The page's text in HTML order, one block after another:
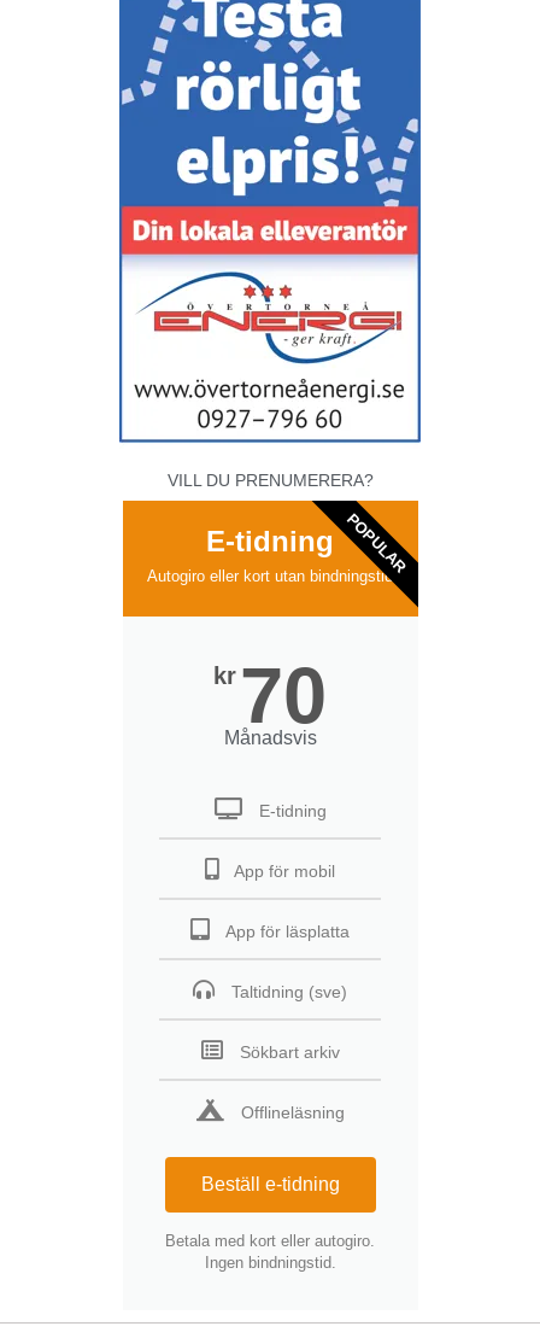
VILL DU PRENUMERERA?
E-tidning
Autogiro eller kort utan bindningstid
kr 70
Månadsvis
E-tidning
App för mobil
App för läsplatta
Taltidning (sve)
Sökbart arkiv
Offlineläsning
Beställ e-tidning
Betala med kort eller autogiro.
Ingen bindningstid.
POPULAR